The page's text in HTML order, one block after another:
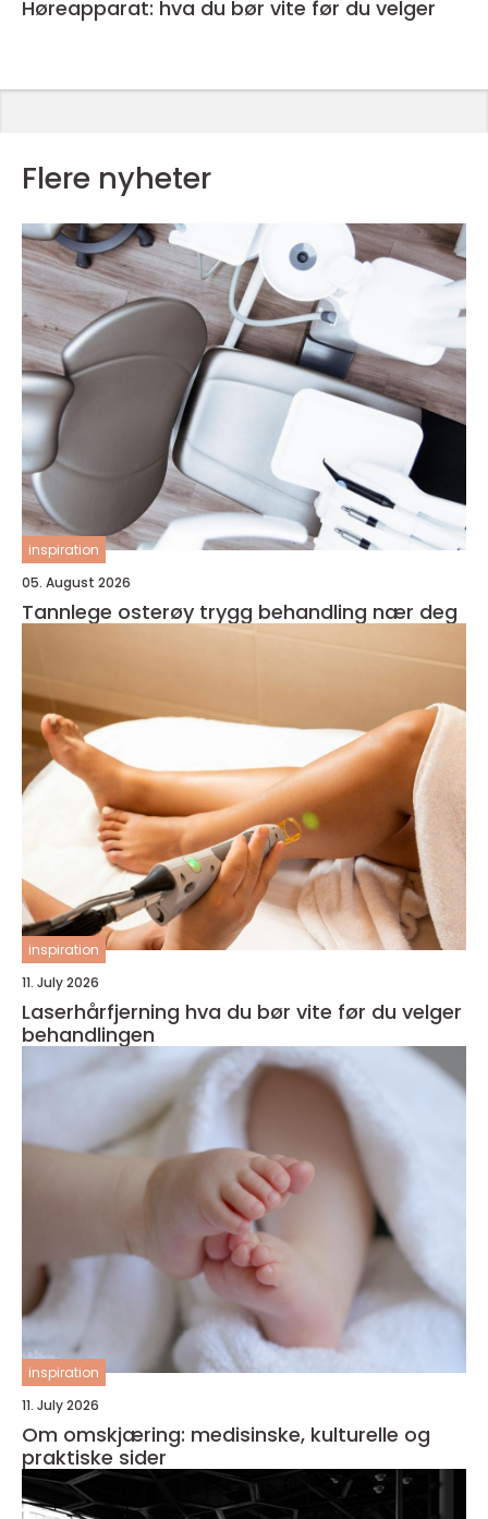
Høreapparat: hva du bør vite før du velger
Flere nyheter
inspiration
05. August 2026
Tannlege osterøy trygg behandling nær deg
inspiration
11. July 2026
Laserhårfjerning hva du bør vite før du velger
behandlingen
inspiration
11. July 2026
Om omskjæring: medisinske, kulturelle og
praktiske sider